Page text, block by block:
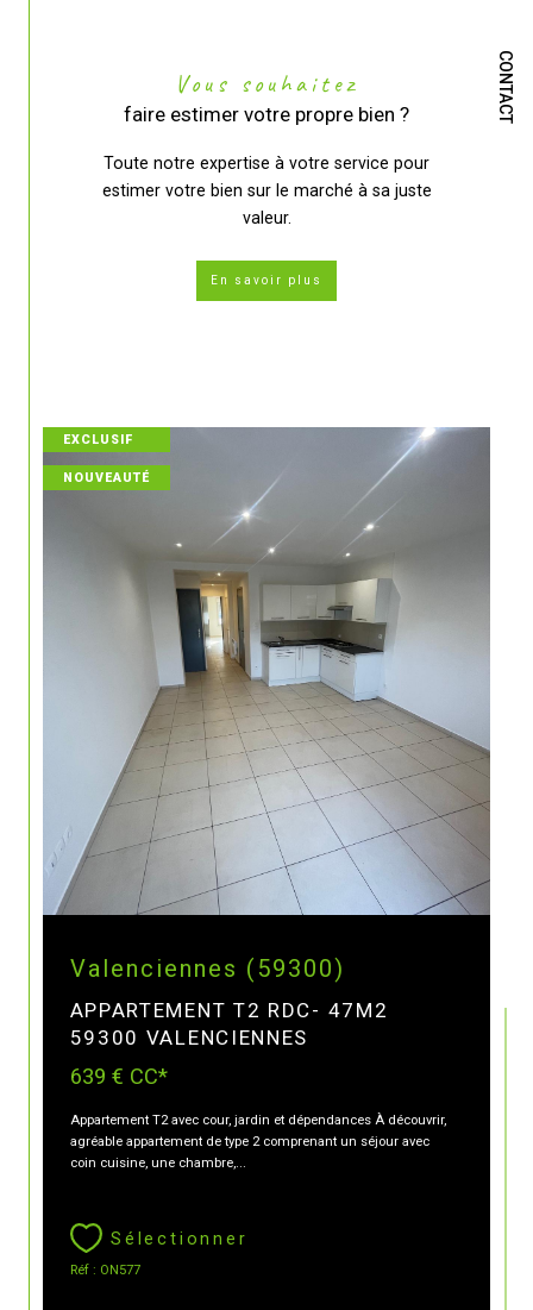
CONTACT
Vous souhaitez
faire estimer votre propre bien ?
Toute notre expertise à votre service pour
estimer votre bien sur le marché à sa juste
valeur.
En savoir plus
Valenciennes (59300)
APPARTEMENT T2 RDC- 47M2
59300 VALENCIENNES
639 € CC*
Appartement T2 avec cour, jardin et dépendances À découvrir,
agréable appartement de type 2 comprenant un séjour avec
coin cuisine, une chambre,...
Sélectionner
Réf : ON577
EXCLUSIF
NOUVEAUTÉ